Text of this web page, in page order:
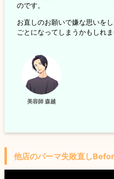
のです。
お直しのお願いで嫌な思いを
ごとになってしまうかもしれま
美容師 森越
他店のパーマ失敗直し